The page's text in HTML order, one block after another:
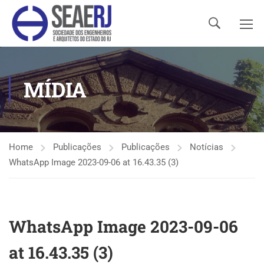
MÍDIA
Home Publicações Publicações
Notícias
WhatsApp Image 2023-09-06 at 16.43.35 (3)
WhatsApp Image 2023-09-06
at 16.43.35 (3)